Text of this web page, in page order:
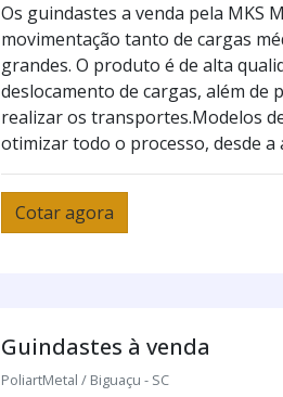
Os guindastes a venda pela MKS
movimentação tanto de cargas
grandes. O produto é de alta
deslocamento de cargas, além
realizar os transportes.Modelos
otimizar todo o processo, desde a
Cotar agora
Guindastes à venda
PoliartMetal / Biguaçu - SC